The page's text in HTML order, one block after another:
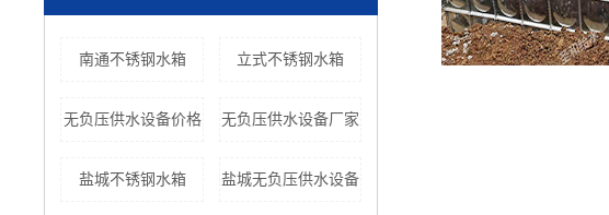
南通不锈钢水箱 立式不锈钢水箱
无负压供水设备价格 无负压供水设备厂家
盐城不锈钢水箱 盐城无负压供水设备